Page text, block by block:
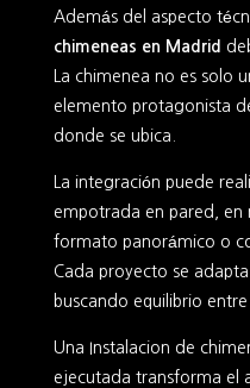
Además del aspecto
chimeneas en Madrid
La chimenea no es solo
elemento protagonista
donde se ubica.
La integración puede
empotrada en pared, en
formato panorámico o
Cada proyecto se
buscando equilibrio
Una Instalacion de
ejecutada transforma el